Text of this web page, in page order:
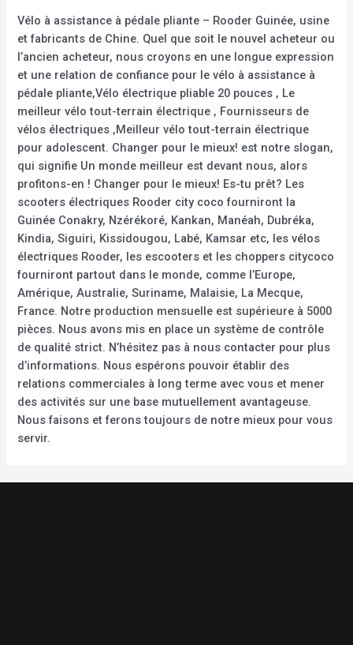
Vélo à assistance à pédale pliante – Rooder Guinée, usine
et fabricants de Chine. Quel que soit le nouvel acheteur ou
l’ancien acheteur, nous croyons en une longue expression
et une relation de confiance pour le vélo à assistance à
pédale pliante,Vélo électrique pliable 20 pouces , Le
meilleur vélo tout-terrain électrique , Fournisseurs de
vélos électriques ,Meilleur vélo tout-terrain électrique
pour adolescent. Changer pour le mieux! est notre slogan,
qui signifie Un monde meilleur est devant nous, alors
profitons-en ! Changer pour le mieux! Es-tu prêt? Les
scooters électriques Rooder city coco fourniront la
Guinée Conakry, Nzérékoré, Kankan, Manéah, Dubréka,
Kindia, Siguiri, Kissidougou, Labé, Kamsar etc, les vélos
électriques Rooder, les escooters et les choppers citycoco
fourniront partout dans le monde, comme l’Europe,
Amérique, Australie, Suriname, Malaisie, La Mecque,
France. Notre production mensuelle est supérieure à 5000
pièces. Nous avons mis en place un système de contrôle
de qualité strict. N’hésitez pas à nous contacter pour plus
d’informations. Nous espérons pouvoir établir des
relations commerciales à long terme avec vous et mener
des activités sur une base mutuellement avantageuse.
Nous faisons et ferons toujours de notre mieux pour vous
servir.